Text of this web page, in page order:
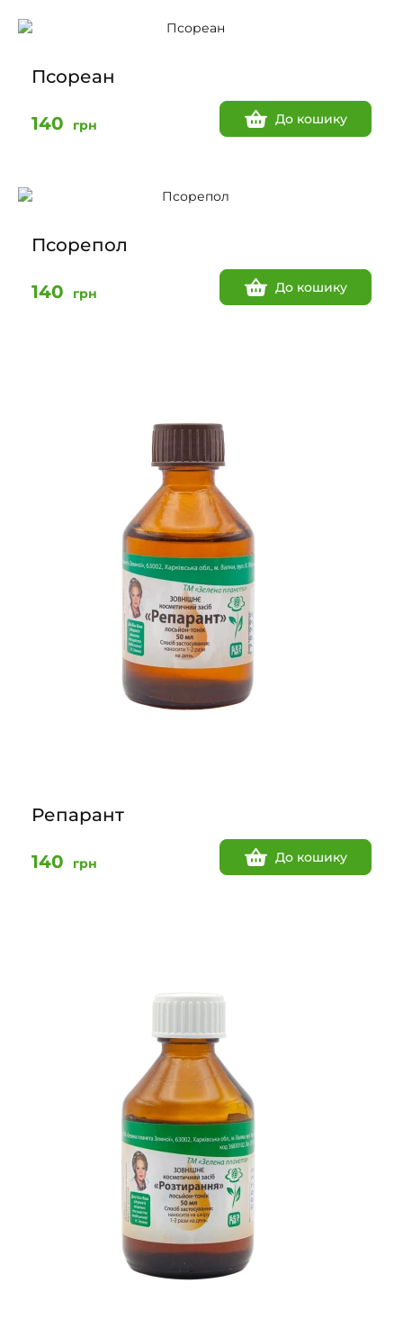
Псореан
140 грн До кошику
Псорепол
140 грн До кошику
Репарант
140 грн До кошику